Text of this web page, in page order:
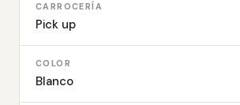
CARROCERÍA
Pick up
COLOR
Blanco